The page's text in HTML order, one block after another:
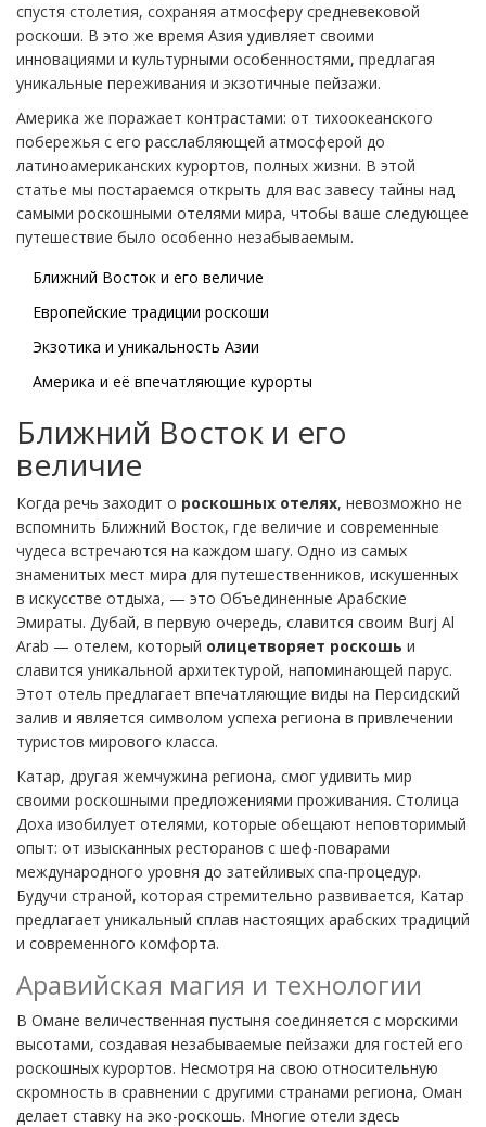
спустя столетия, сохраняя атмосферу средневековой
роскоши. В это же время Азия удивляет своими
инновациями и культурными особенностями, предлагая
уникальные переживания и экзотичные пейзажи.
Америка же поражает контрастами: от тихоокеанского
побережья с его расслабляющей атмосферой до
латиноамериканских курортов, полных жизни. В этой
статье мы постараемся открыть для вас завесу тайны над
самыми роскошными отелями мира, чтобы ваше следующее
путешествие было особенно незабываемым.
Ближний Восток и его величие
Европейские традиции роскоши
Экзотика и уникальность Азии
Америка и её впечатляющие курорты
Ближний Восток и его
величие
Когда речь заходит о роскошных отелях, невозможно не
вспомнить Ближний Восток, где величие и современные
чудеса встречаются на каждом шагу. Одно из самых
знаменитых мест мира для путешественников, искушенных
в искусстве отдыха, — это Объединенные Арабские
Эмираты. Дубай, в первую очередь, славится своим Burj Al
Arab — отелем, который олицетворяет роскошь и
славится уникальной архитектурой, напоминающей парус.
Этот отель предлагает впечатляющие виды на Персидский
залив и является символом успеха региона в привлечении
туристов мирового класса.
Катар, другая жемчужина региона, смог удивить мир
своими роскошными предложениями проживания. Столица
Доха изобилует отелями, которые обещают неповторимый
опыт: от изысканных ресторанов с шеф-поварами
международного уровня до затейливых спа-процедур.
Будучи страной, которая стремительно развивается, Катар
предлагает уникальный сплав настоящих арабских традиций
и современного комфорта.
Аравийская магия и технологии
В Омане величественная пустыня соединяется с морскими
высотами, создавая незабываемые пейзажи для гостей его
роскошных курортов. Несмотря на свою относительную
скромность в сравнении с другими странами региона, Оман
делает ставку на эко-роскошь. Многие отели здесь